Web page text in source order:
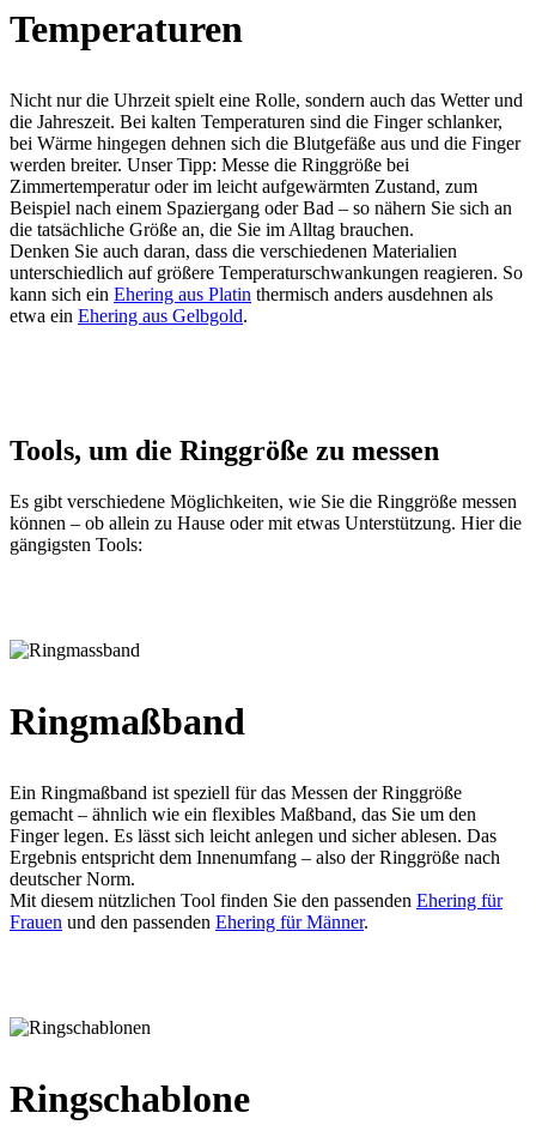
Temperaturen
Nicht nur die Uhrzeit spielt eine Rolle, sondern auch das Wetter und
die Jahreszeit. Bei kalten Temperaturen sind die Finger schlanker,
bei Wärme hingegen dehnen sich die Blutgefäße aus und die Finger
werden breiter. Unser Tipp: Messe die Ringgröße bei
Zimmertemperatur oder im leicht aufgewärmten Zustand, zum
Beispiel nach einem Spaziergang oder Bad – so nähern Sie sich an
die tatsächliche Größe an, die Sie im Alltag brauchen.
Denken Sie auch daran, dass die verschiedenen Materialien
unterschiedlich auf größere Temperaturschwankungen reagieren. So
kann sich ein Ehering aus Platin thermisch anders ausdehnen als
etwa ein Ehering aus Gelbgold.
Tools, um die Ringgröße zu messen
Es gibt verschiedene Möglichkeiten, wie Sie die Ringgröße messen
können – ob allein zu Hause oder mit etwas Unterstützung. Hier die
gängigsten Tools:
Ringmaßband
Ein Ringmaßband ist speziell für das Messen der Ringgröße
gemacht – ähnlich wie ein flexibles Maßband, das Sie um den
Finger legen. Es lässt sich leicht anlegen und sicher ablesen. Das
Ergebnis entspricht dem Innenumfang – also der Ringgröße nach
deutscher Norm.
Mit diesem nützlichen Tool finden Sie den passenden Ehering für
Frauen und den passenden Ehering für Männer.
Ringschablone